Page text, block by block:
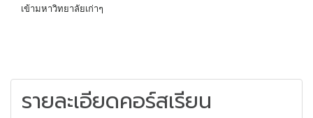
เข้ามหาวิทยาลัยเก่าๆ
รายละเอียดคอร์สเรียน